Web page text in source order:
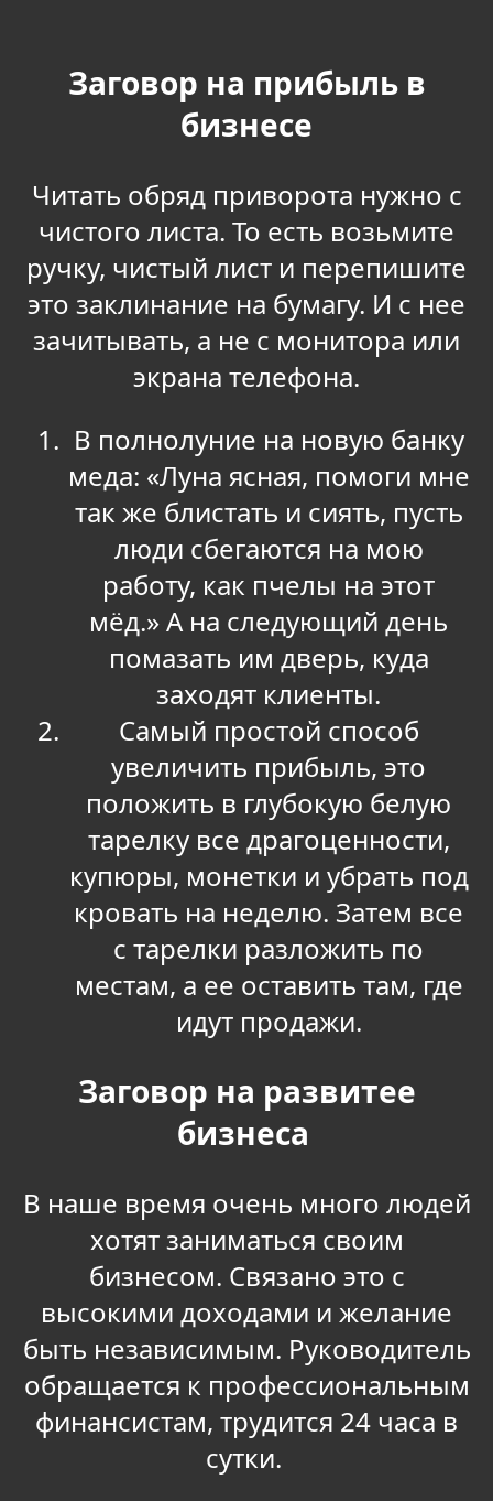
Заговор на прибыль в
бизнесе
Читать обряд приворота нужно с
чистого листа. То есть возьмите
ручку, чистый лист и перепишите
это заклинание на бумагу. И с нее
зачитывать, а не с монитора или
экрана телефона.
В полнолуние на новую банку
меда: «Луна ясная, помоги мне
так же блистать и сиять, пусть
люди сбегаются на мою
работу, как пчелы на этот
мёд.» А на следующий день
помазать им дверь, куда
заходят клиенты.
Самый простой способ
увеличить прибыль, это
положить в глубокую белую
тарелку все драгоценности,
купюры, монетки и убрать под
кровать на неделю. Затем все
с тарелки разложить по
местам, а ее оставить там, где
идут продажи.
Заговор на развитее
бизнеса
В наше время очень много людей
хотят заниматься своим
бизнесом. Связано это с
высокими доходами и желание
быть независимым. Руководитель
обращается к профессиональным
финансистам, трудится 24 часа в
сутки.